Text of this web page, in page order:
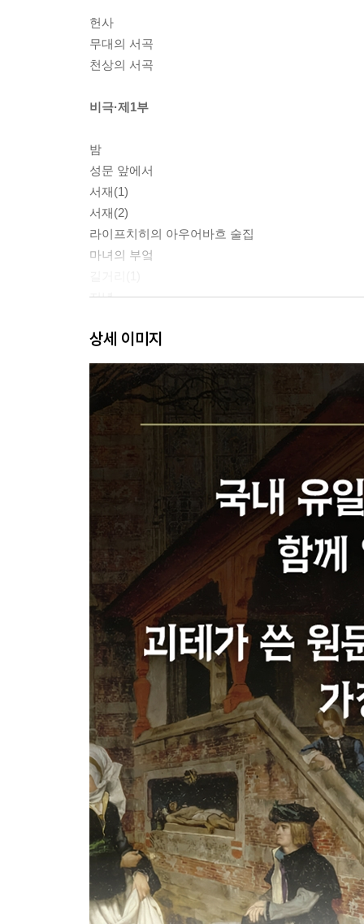
헌사
무대의 서곡
천상의 서곡
비극·제1부
밤
성문 앞에서
서재(1)
서재(2)
라이프치히의 아우어바흐 술집
마녀의 부엌
저녁
이웃 여인의 집
길거리(2)
정원
정원의 정자
숲과 동굴
우물가에서 206
성벽 사이 통로 210
밤 213
대성당 221
발푸르기스 밤 225
발푸르기스 밤의 꿈 246
흐린 날 255
밤, 훤히 트인 들판 258
감옥 259
비극·제2부(5막극)
제1막
쾌적한 지역
황제의 궁성
-옥좌가 있는 홀
-곁방들이 딸린 널따란 홀
-유원지
-어두운 회랑
-환하게 불이 밝혀진 홀들
-기사들의 전당
상세 이미지